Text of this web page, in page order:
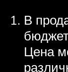
В
Цена